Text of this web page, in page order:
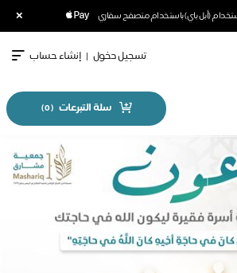
(أبل باي) باستخدام متصفح سفاري
تسجيل دخول | إنشاء حساب
سلة التبرعات (
0
)